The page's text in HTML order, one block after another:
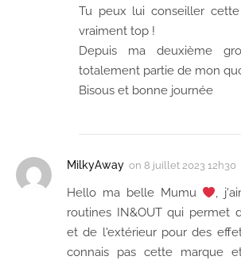
Tu peux lui conseiller
vraiment top !
Depuis ma deuxième
totalement partie de mon
Bisous et bonne journée
MilkyAway on 8 juillet 2023 12h30
Hello ma belle Mumu
,
routines IN&OUT qui permet
et de l'extérieur pour des
connais pas cette marque